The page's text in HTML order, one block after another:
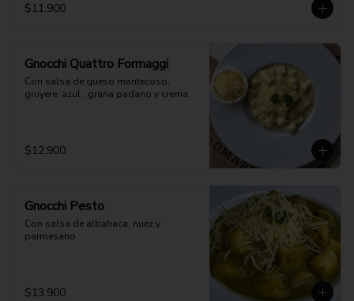
$11.900
Gnocchi Quattro Formaggi
Con salsa de queso mantecoso,
gruyere, azul , grana padano y crema.
$12.900
Gnocchi Pesto
Con salsa de albahaca, nuez y
parmesano
$13.900